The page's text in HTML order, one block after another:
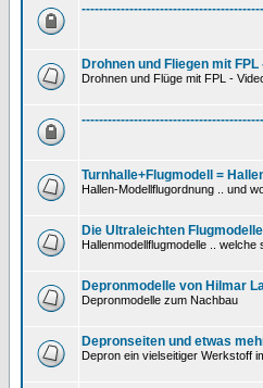
Drohnen und Fliegen mit
Drohnen und Flüge mit FPL -
Turnhalle+Flugmodell =
Hallen-Modellflugordnung .. und
Die Ultraleichten
Hallenmodellflugmodelle .. welche
Depronmodelle von Hilmar
Depronmodelle zum Nachbau
Depronseiten und etwas
Depron ein vielseitiger Werkstoff